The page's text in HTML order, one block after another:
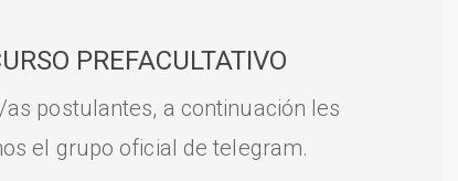
PREFACULTATIVO
postulantes, a continuación les
el grupo oficial de telegram.